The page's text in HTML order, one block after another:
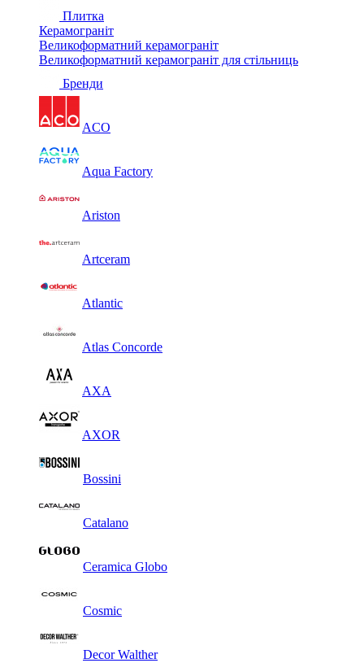
Плитка
Керамограніт
Великоформатний керамограніт
Великоформатний керамограніт для стільниць
Бренди
ACO
Aqua Factory
Ariston
Artceram
Atlantic
Atlas Concorde
AXA
AXOR
Bossini
Catalano
Ceramica Globo
Cosmic
Decor Walther